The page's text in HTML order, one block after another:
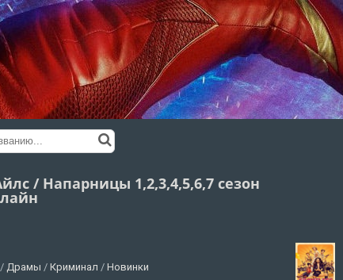
/ Напарницы 1,2,3,4,5,6,7 сезон
/ Драмы / Криминал / Новинки